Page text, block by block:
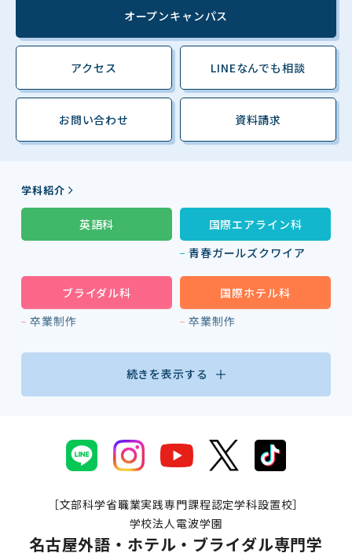
オープンキャンパス
アクセス LINEなんでも相談
お問い合わせ 資料請求
学科紹介
英語科
国際エアライン科
青春ガールズクワイア
ブライダル科
卒業制作
国際ホテル科
卒業制作
続きを表示する
［文部科学省職業実践専門課程認定学科設置校］
学校法人電波学園
名古屋外語・ホテル・ブライダル専門学